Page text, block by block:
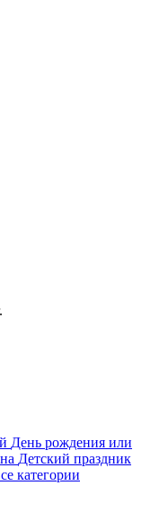
День рождения или
Детский праздник
категории